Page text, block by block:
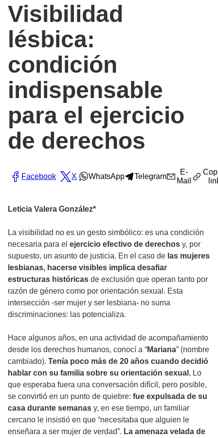
Visibilidad
lésbica:
condición
indispensable
para el ejercicio
de derechos
Facebook X WhatsApp Telegram
E-
Mail
Leticia Valera González*
La visibilidad no es un gesto simbólico: es una condición
necesaria para el ejercicio efectivo de derechos y, por
supuesto, un asunto de justicia. En el caso de las mujeres
lesbianas, hacerse visibles implica desafiar
estructuras históricas de exclusión que operan tanto por
razón de género como por orientación sexual. Esta
intersección -ser mujer y ser lesbiana- no suma
discriminaciones: las potencializa.
Hace algunos años, en una actividad de acompañamiento
desde los derechos humanos, conocí a “Mariana” (nombre
cambiado). Tenía poco más de 20 años cuando decidió
hablar con su familia sobre su orientación sexual. Lo
que esperaba fuera una conversación difícil, pero posible,
se convirtió en un punto de quiebre: fue expulsada de su
casa durante semanas y, en ese tiempo, un familiar
cercano le insistió en que “necesitaba que alguien le
enseñara a ser mujer de verdad”. La amenaza velada de